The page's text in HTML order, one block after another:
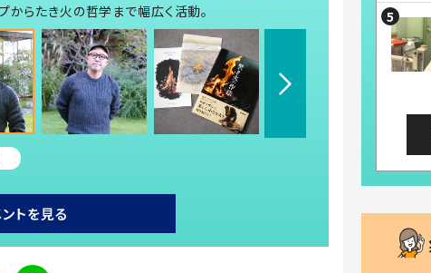
からたき火の哲学まで幅広く活動。
トを見る